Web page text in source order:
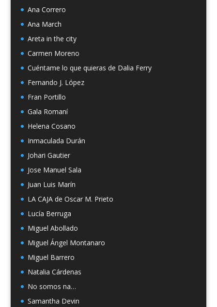
Ana Correro
Ana March
Areta in the city
Carmen Moreno
Cuéntame lo que quieras de Dalia Ferry
Fernando J. López
Fran Portillo
Gala Romaní
Helena Cosano
Inmaculada Durán
Johari Gautier
Jose Manuel Sala
Juan Luis Marín
LA CAJA de Oscar M. Prieto
Lucía Berruga
Miguel Abollado
Miguel Ángel Montanaro
Miguel Barrero
Natalia Cárdenas
No somos na…
Samantha Devin